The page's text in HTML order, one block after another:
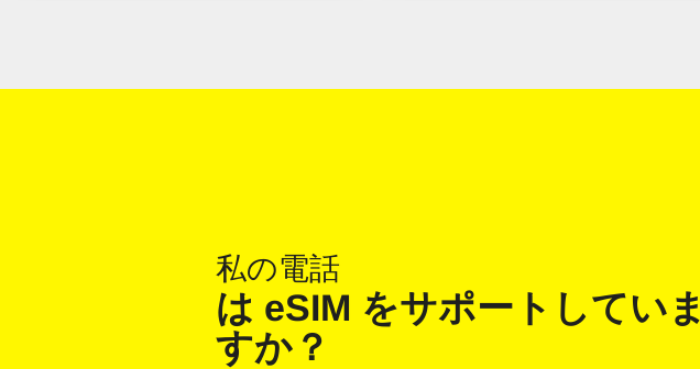
私の電話
は eSIM をサポートしていま
すか？